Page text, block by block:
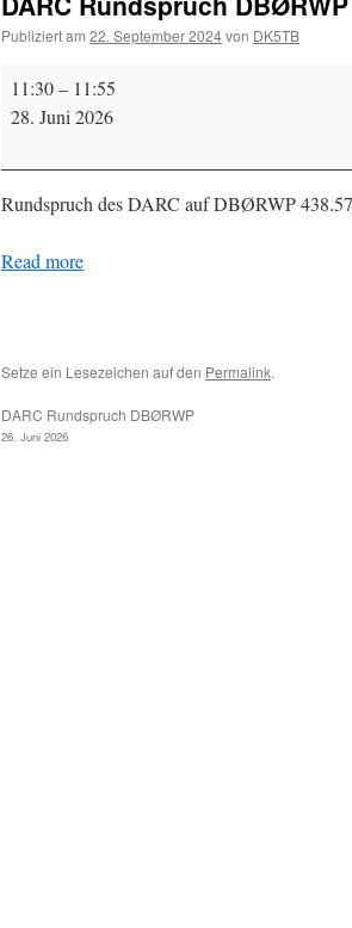
Publiziert am 22. September 2024von DK5TB
DARC
Rundspruch
11:30– 11:55
28. Juni 2026
Rundspruch des DARC auf DBØRWP
Read more
Setze ein Lesezeichen auf den Permalink.
DARC Rundspruch DBØRWP
26. Juni 2026